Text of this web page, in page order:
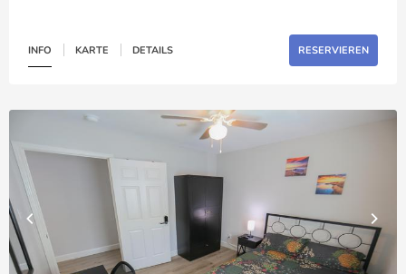
INFO KARTE DETAILS RESERVIEREN